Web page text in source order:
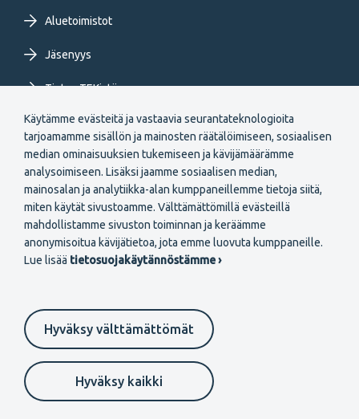
Käytämme evästeitä ja vastaavia seurantateknologioita
tarjoamamme sisällön ja mainosten räätälöimiseen, sosiaalisen
median ominaisuuksien tukemiseen ja kävijämäärämme
analysoimiseen. Lisäksi jaamme sosiaalisen median,
mainosalan ja analytiikka-alan kumppaneillemme tietoja siitä,
miten käytät sivustoamme. Välttämättömillä evästeillä
mahdollistamme sivuston toiminnan ja keräämme
anonymisoitua kävijätietoa, jota emme luovuta kumppaneille.
Lue lisää tietosuojakäytännöstämme ›
Hyväksy välttämättömät
Hyväksy kaikki
Aluetoimistot
Jäsenyys
Tietoa TEKistä
Extranet
Secondary
FI
Liity jäseneksi
Footer
secondary
Evästeasetukset Tietosuojaselosteet
Ilmoituskanava
Suomeksi In English På svenska